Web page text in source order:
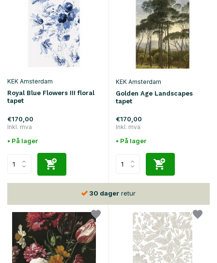
KEK Amsterdam
Royal Blue Flowers III floral
tapet
€170,00
Inkl. mva
• På lager
KEK Amsterdam
Golden Age Landscapes
tapet
€170,00
Inkl. mva
• På lager
30 dagerretur